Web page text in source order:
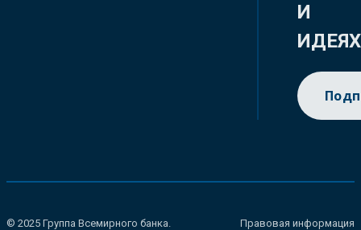
И
ИДЕЯХ
© 2025 Группа Всемирного банка.
Правовая информация